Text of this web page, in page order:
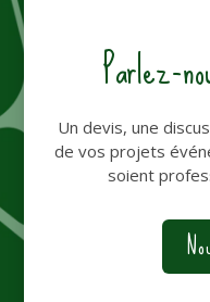
Parlez-
Un devis, une
de vos projets
soient